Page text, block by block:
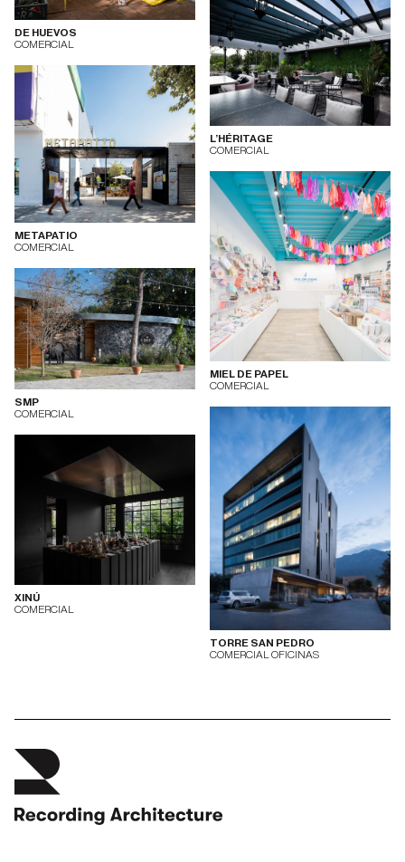
DE HUEVOS
COMERCIAL
L’HÉRITAGE
COMERCIAL
METAPATIO
COMERCIAL
MIEL DE PAPEL
COMERCIAL
SMP
COMERCIAL
TORRE SAN PEDRO
COMERCIAL OFICINAS
XINÚ
COMERCIAL